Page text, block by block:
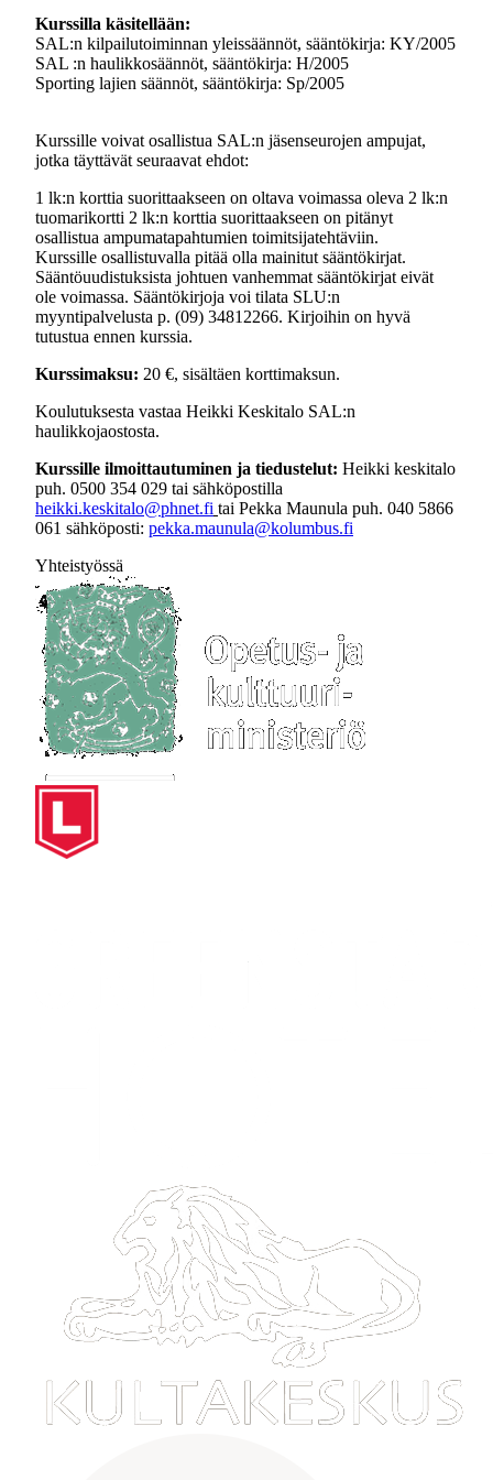
Kurssilla käsitellään:
SAL:n kilpailutoiminnan yleissäännöt, sääntökirja: KY/2005
SAL :n haulikkosäännöt, sääntökirja: H/2005
Sporting lajien säännöt, sääntökirja: Sp/2005
Kurssille voivat osallistua SAL:n jäsenseurojen ampujat,
jotka täyttävät seuraavat ehdot:
1 lk:n korttia suorittaakseen on oltava voimassa oleva 2 lk:n
tuomarikortti 2 lk:n korttia suorittaakseen on pitänyt
osallistua ampumatapahtumien toimitsijatehtäviin.
Kurssille osallistuvalla pitää olla mainitut sääntökirjat.
Sääntöuudistuksista johtuen vanhemmat sääntökirjat eivät
ole voimassa. Sääntökirjoja voi tilata SLU:n
myyntipalvelusta p. (09) 34812266. Kirjoihin on hyvä
tutustua ennen kurssia.
Kurssimaksu: 20 €, sisältäen korttimaksun.
Koulutuksesta vastaa Heikki Keskitalo SAL:n
haulikkojaostosta.
Kurssille ilmoittautuminen ja tiedustelut: Heikki keskitalo
puh. 0500 354 029 tai sähköpostilla
heikki.keskitalo@phnet.fi tai Pekka Maunula puh. 040 5866
061 sähköposti: pekka.maunula@kolumbus.fi
Yhteistyössä